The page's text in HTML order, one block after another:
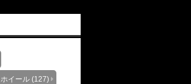
ホイール (127)